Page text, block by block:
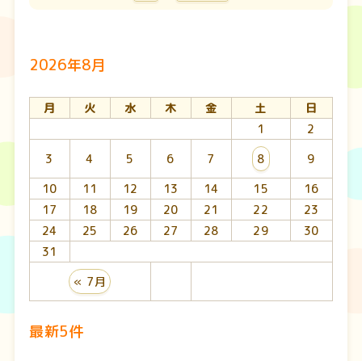
2026年8月
月 火 水 木 金 土 日
« 7月
1
2
3
4 5 6 7 8
9
10
11 12 13 14 15
16
17
18 19 20 21 22
23
24
25 26 27 28 29
30
31
最新5件